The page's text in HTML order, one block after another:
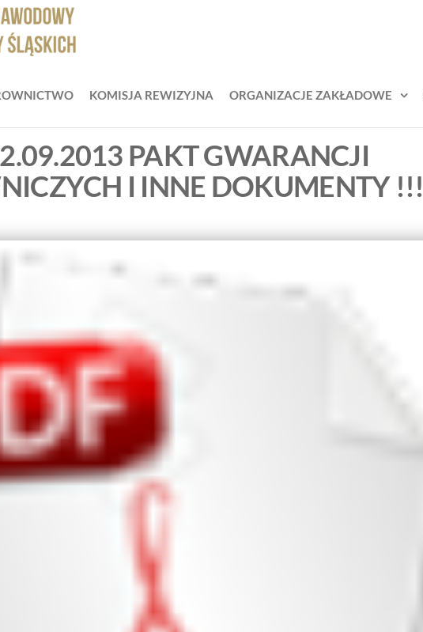
Zawodowy
Kolejarzy
Śląskich
Śląskich
KOMISJA REWIZYJNA ORGANIZACJE ZAKŁADOWE
PAKT GWARANCJI
I INNE DOKUMENTY !!!